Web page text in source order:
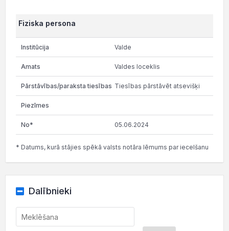
Fiziska persona
Valde
Valdes loceklis
Tiesības pārstāvēt atsevišķi
05.06.2024
* Datums, kurā stājies spēkā valsts notāra lēmums par iecelšanu
Dalībnieki